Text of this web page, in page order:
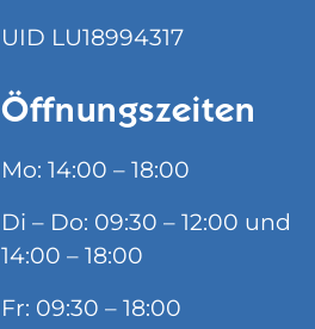
UID LU18994317
Öffnungszeiten
Mo: 14:00 – 18:00
Di – Do: 09:30 – 12:00 und
14:00 – 18:00
Fr: 09:30 – 18:00